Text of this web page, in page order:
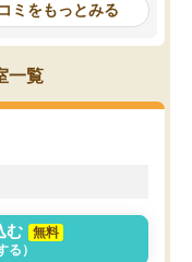
総合型選抜対策として志
接・小論文などの技術指
ション内容になっていま
選抜を通して将来自分が
を社会人として働いてい
標を見つける事が出来ま
ミをもっとみる
一覧
む
無料
る）